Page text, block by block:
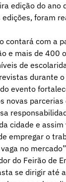
edição do ano
edições, foram
contará com a
e mais de 400
de
durante
evento
novas parcerias
cidade e
empregar o
no
do Feirão de
se dirigir até